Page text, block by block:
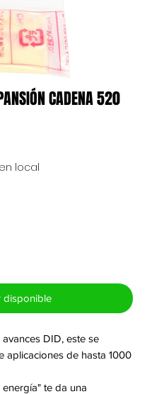
CADENA 520
local
disponible
DID, este se
aplicaciones de hasta 1000
te da una